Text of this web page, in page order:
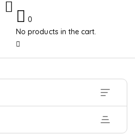
0
No products in the cart.